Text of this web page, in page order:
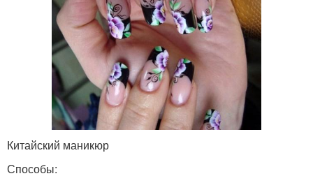
Китайский маникюр
Способы: